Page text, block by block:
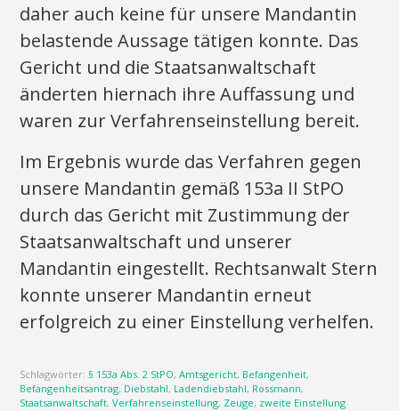
daher auch keine für unsere Mandantin
belastende Aussage tätigen konnte. Das
Gericht und die Staatsanwaltschaft
änderten hiernach ihre Auffassung und
waren zur Verfahrenseinstellung bereit.
Im Ergebnis wurde das Verfahren gegen
unsere Mandantin gemäß 153a II StPO
durch das Gericht mit Zustimmung der
Staatsanwaltschaft und unserer
Mandantin eingestellt. Rechtsanwalt Stern
konnte unserer Mandantin erneut
erfolgreich zu einer Einstellung verhelfen.
Schlagwörter: § 153a Abs. 2 StPO,Amtsgericht, Befangenheit,
Befangenheitsantrag, Diebstahl, Ladendiebstahl, Rossmann,
Staatsanwaltschaft,Verfahrenseinstellung, Zeuge, zweite Einstellung